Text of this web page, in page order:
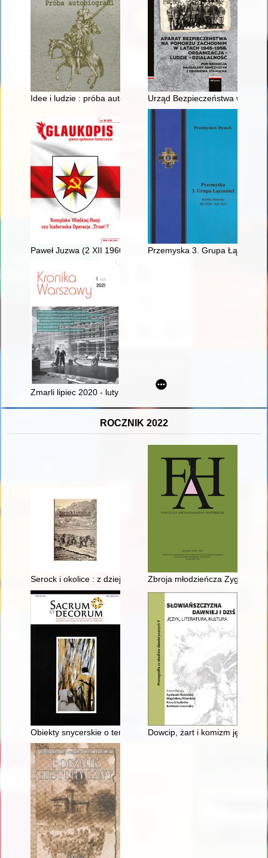
Idee i ludzie : próba autobiografiiUrząd Bezpieczeństwa w
Paweł Juzwa (2 XII 1960 - 22 XI 2020)Przemyska 3. Grupa
Zmarli lipiec 2020 - luty 2021
ROCZNIK 2022
Serock i okolice : z dziejów dawnych i najnowszych
Zbroja młodzieńcza Zygmunta
Obiekty snycerskie o tematyce religijnej zrealizowane w
Dowcip, żart i komizm